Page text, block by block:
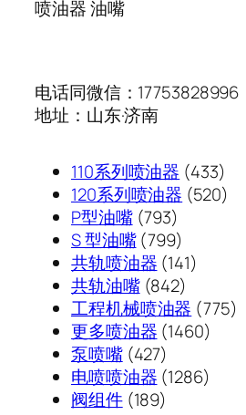
喷油器 油嘴
电话同微信：17753828996
地址：山东·济南
110系列喷油器 433433
个
120系列喷油器 520520
P型油嘴 793793
个
产
品
S 型油嘴 799799
个
产
品
共轨喷油器 141141
产
品
共轨油嘴 842842
个
产
工程机械喷油器 775775
更多喷油器 14601460
产
泵喷嘴 427427
个
产
电喷喷油器 12861286
阀组件 189189